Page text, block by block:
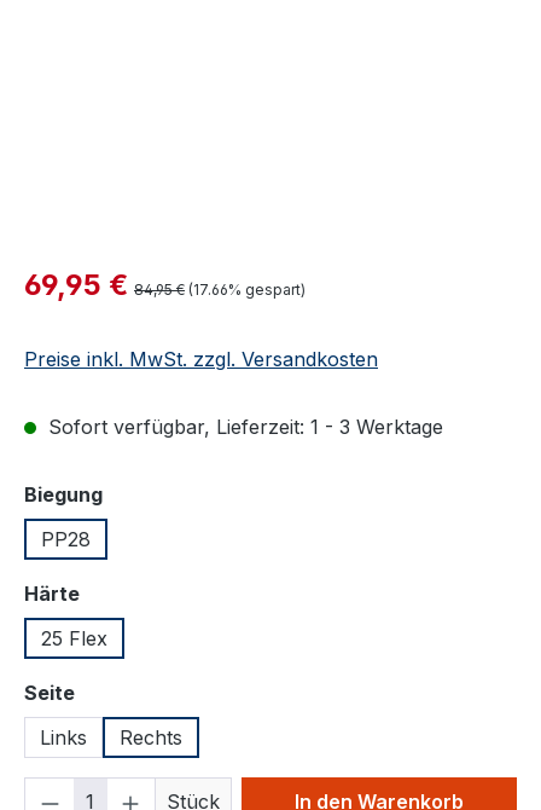
Verkaufspreis:
69,95 € Regulärer Preis:
84,95 € (17.66% gespart)
Preise inkl. MwSt. zzgl. Versandkosten
Sofort verfügbar, Lieferzeit: 1 - 3 Werktage
Biegungauswählen
PP28
Härteauswählen
25 Flex
Seiteauswählen
Links
Rechts
Produkt Anzahl: Gib den
Stück In den Warenkorb